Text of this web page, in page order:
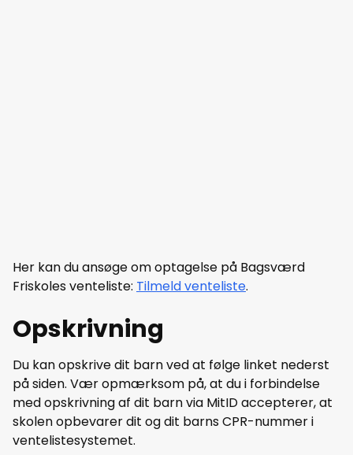
Her kan du ansøge om optagelse på Bagsværd
Friskoles venteliste: Tilmeld venteliste.
Opskrivning
Du kan opskrive dit barn ved at følge linket nederst
på siden. Vær opmærksom på, at du i forbindelse
med opskrivning af dit barn via MitID accepterer, at
skolen opbevarer dit og dit barns CPR-nummer i
ventelistesystemet.